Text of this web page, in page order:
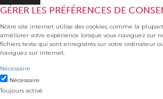
GÉRER LES PRÉFÉRENCES DE
Notre site internet utilise des cookies, comme la
améliorer votre expérience lorsque vous naviguez sur
fichiers texte qui sont enregistrés sur votre ordinateur
naviguez sur internet.
Nécessaire
Nécessaire
Toujours activé